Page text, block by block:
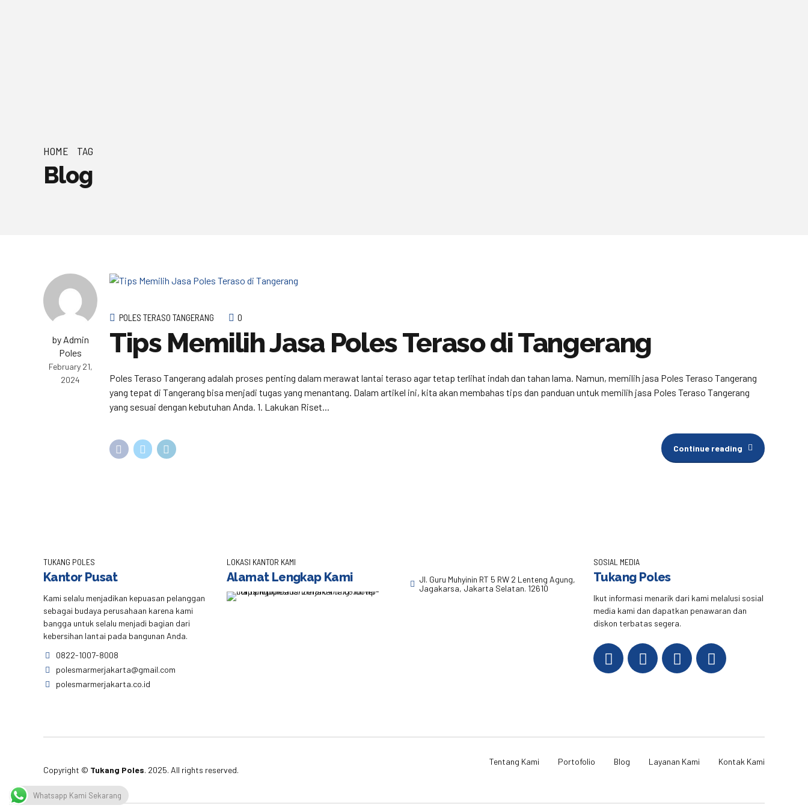
HOME TAG
Blog
by Admin
Poles
February 21,
2024
POLES TERASO TANGERANG 0
Tips Memilih Jasa Poles Teraso di Tangerang
Poles Teraso Tangerang adalah proses penting dalam merawat lantai teraso agar tetap terlihat indah dan tahan lama. Namun, memilih jasa Poles Teraso Tangerang
yang tepat di Tangerang bisa menjadi tugas yang menantang. Dalam artikel ini, kita akan membahas tips dan panduan untuk memilih jasa Poles Teraso Tangerang
yang sesuai dengan kebutuhan Anda. 1. Lakukan Riset...
Continue reading
TUKANG POLES
Kantor Pusat
Kami selalu menjadikan kepuasan pelanggan
sebagai budaya perusahaan karena kami
bangga untuk selalu menjadi bagian dari
kebersihan lantai pada bangunan Anda.
0822-1007-8008
polesmarmerjakarta@gmail.com
polesmarmerjakarta.co.id
LOKASI KANTOR KAMI
Alamat Lengkap Kami
Jl. Guru Muhyinin RT 5 RW 2 Lenteng Agung,
Jagakarsa, Jakarta Selatan. 12610
SOSIAL MEDIA
Tukang Poles
Ikut informasi menarik dari kami melalusi sosial
media kami dan dapatkan penawaran dan
diskon terbatas segera.
Copyright © Tukang Poles. 2025. All rights reserved.
Tentang Kami Portofolio Blog Layanan Kami Kontak Kami
Whatsapp Kami Sekarang